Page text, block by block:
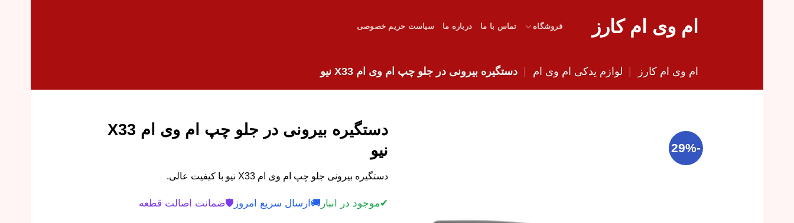
ام وی ام کارز فروشگاه تماس با ما درباره ما سیاست حریم خصوصی
ام وی ام کارز | لوازم یدکی ام وی ام | دستگیره بیرونی در جلو چپ ام وی ام X33 نیو
-29%
دستگیره بیرونی در جلو چپ ام وی ام X33
نیو
دستگیره بیرونی جلو چپ ام وی ام X33 نیو با کیفیت عالی.
✔موجود در انبار 🚚 ارسال سریع امروز 🛡️ضمانت اصالت قطعه